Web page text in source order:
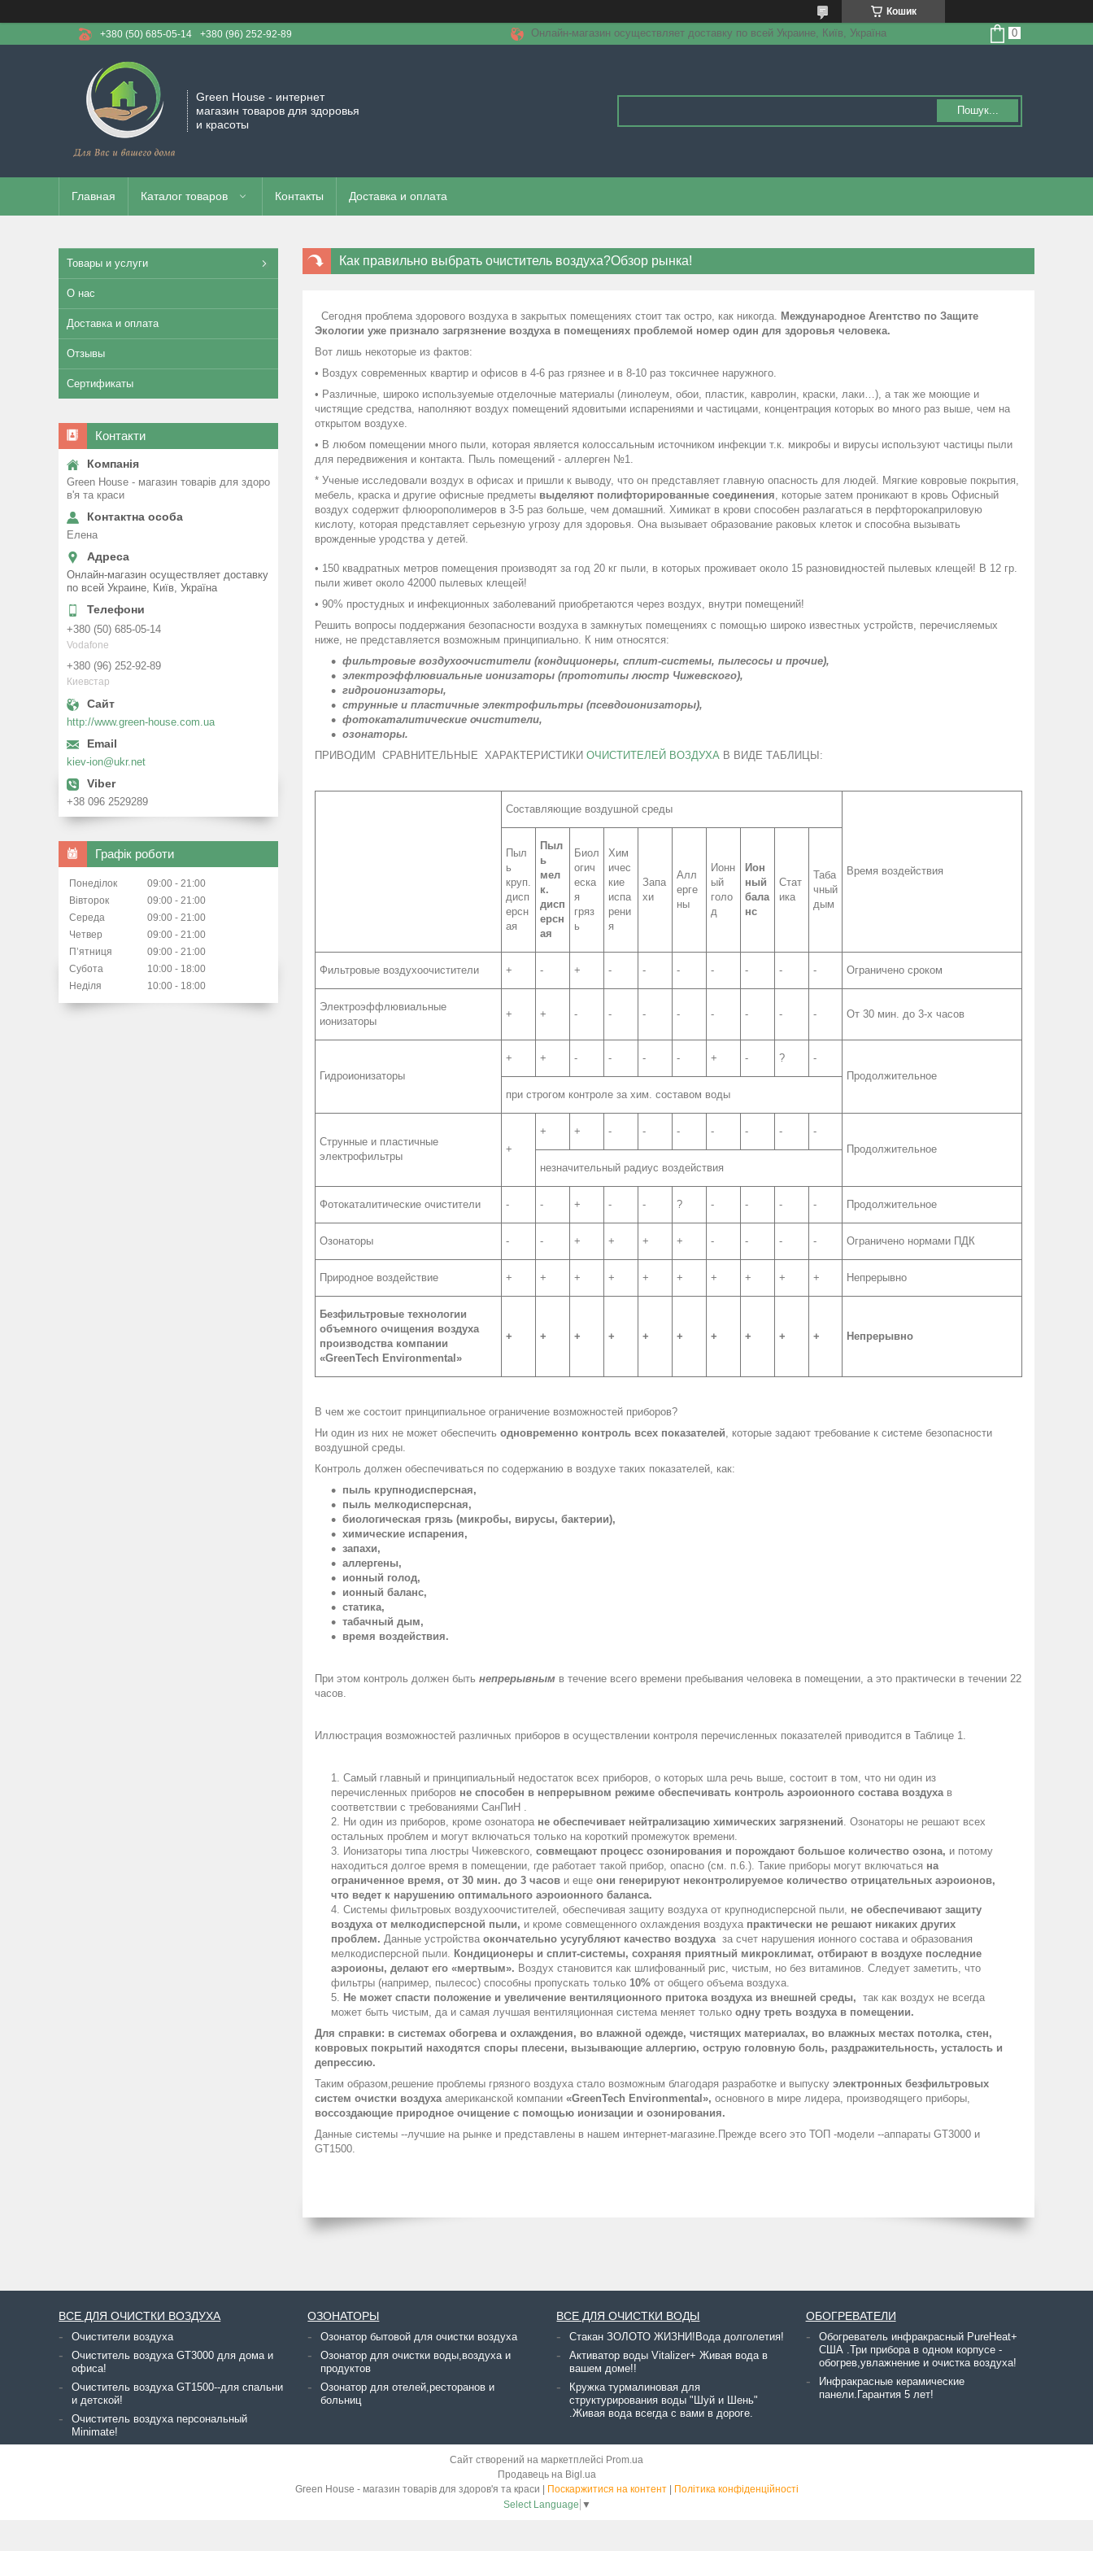
Кошик
+380 (50) 685-05-14
+380 (96) 252-92-89 Онлайн-магазин осуществляет доставку по всей Украине, Київ, Україна
Green House - интернет
магазин товаров для здоровья
и красоты
Пошук...
Главная Каталог товаров Контакты Доставка и оплата
Как правильно выбрать очиститель воздуха?Обзор рынка!
Сегодня проблема здорового воздуха в закрытых помещениях стоит так остро, как никогда. Международное Агентство по Защите
Экологии уже признало загрязнение воздуха в помещениях проблемой номер один для здоровья человека.
Вот лишь некоторые из фактов:
• Воздух современных квартир и офисов в 4-6 раз грязнее и в 8-10 раз токсичнее наружного.
• Различные, широко используемые отделочные материалы (линолеум, обои, пластик, кавролин, краски, лаки…), а так же моющие и
чистящие средства, наполняют воздух помещений ядовитыми испарениями и частицами, концентрация которых во много раз выше, чем на
открытом воздухе.
• В любом помещении много пыли, которая является колоссальным источником инфекции т.к. микробы и вирусы используют частицы пыли
для передвижения и контакта. Пыль помещений - аллерген №1.
* Ученые исследовали воздух в офисах и пришли к выводу, что он представляет главную опасность для людей. Мягкие ковровые покрытия,
мебель, краска и другие офисные предметы выделяют полифторированные соединения, которые затем проникают в кровь Офисный
воздух содержит флюорополимеров в 3-5 раз больше, чем домашний. Химикат в крови способен разлагаться в перфторокаприловую
кислоту, которая представляет серьезную угрозу для здоровья. Она вызывает образование раковых клеток и способна вызывать
врожденные уродства у детей.
• 150 квадратных метров помещения производят за год 20 кг пыли, в которых проживает около 15 разновидностей пылевых клещей! В 12 гр.
пыли живет около 42000 пылевых клещей!
• 90% простудных и инфекционных заболеваний приобретаются через воздух, внутри помещений!
Решить вопросы поддержания безопасности воздуха в замкнутых помещениях с помощью широко известных устройств, перечисляемых
ниже, не представляется возможным принципиально. К ним относятся:
фильтровые воздухоочистители (кондиционеры, сплит-системы, пылесосы и прочие),
электроэффлювиальные ионизаторы (прототипы люстр Чижевского),
гидроионизаторы,
струнные и пластичные электрофильтры (псевдоионизаторы),
фотокаталитические очистители,
озонаторы.
ПРИВОДИМ СРАВНИТЕЛЬНЫЕ ХАРАКТЕРИСТИКИ ОЧИСТИТЕЛЕЙ ВОЗДУХА В ВИДЕ ТАБЛИЦЫ:
Составляющие воздушной среды
Время воздействия
Пыл
ь
круп.
дисп
ерсн
ая
Пыл
ь
мел
к.
дисп
ерсн
ая
Биол
огич
еска
я
гряз
ь
Хим
ичес
кие
испа
рени
я
Запа
хи
Алл
ерге
ны
Ионн
ый
голо
д
Ион
ный
бала
нс
Стат
ика
Таба
чный
дым
Фильтровые воздухоочистители + - + - - - - - - - Ограничено сроком
Электроэффлювиальные
ионизаторы
+ + - - - - - - - - От 30 мин. до 3-х часов
Гидроионизаторы
+ + - - - - + - ?
-
Продолжительное
при строгом контроле за хим. составом воды
Струнные и пластичные
электрофильтры
+
+ + - - - - - -
-
Продолжительное
незначительный радиус воздействия
Фотокаталитические очистители - - + - - ? - - - - Продолжительное
Озонаторы - - + + + + - - - - Ограничено нормами ПДК
Природное воздействие + + + + + + + + + + Непрерывно
Безфильтровые технологии
объемного очищения воздуха
производства компании
«GreenTech Environmental »
+ + + + + + + + + + Непрерывно
В чем же состоит принципиальное ограничение возможностей приборов?
Ни один из них не может обеспечить одновременно контроль всех показателей, которые задают требование к системе безопасности
воздушной среды.
Контроль должен обеспечиваться по содержанию в воздухе таких показателей, как:
пыль крупнодисперсная,
пыль мелкодисперсная,
биологическая грязь (микробы, вирусы, бактерии),
химические испарения,
запахи,
аллергены,
ионный голод,
ионный баланс,
статика,
табачный дым,
время воздействия.
При этом контроль должен быть непрерывным в течение всего времени пребывания человека в помещении, а это практически в течении 22
часов.
Иллюстрация возможностей различных приборов в осуществлении контроля перечисленных показателей приводится в Таблице 1.
Самый главный и принципиальный недостаток всех приборов, о которых шла речь выше, состоит в том, что ни один из
перечисленных приборов не способен в непрерывном режиме обеспечивать контроль аэроионного состава воздуха в
соответствии с требованиями СанПиН .
Ни один из приборов, кроме озонатора не обеспечивает нейтрализацию химических загрязнений. Озонаторы не решают всех
остальных проблем и могут включаться только на короткий промежуток времени.
Ионизаторы типа люстры Чижевского, совмещают процесс озонирования и порождают большое количество озона, и потому
находиться долгое время в помещении, где работает такой прибор, опасно (см. п.6.). Такие приборы могут включаться на
ограниченное время, от 30 мин. до 3 часов и еще они генерируют неконтролируемое количество отрицательных аэроионов,
что ведет к нарушению оптимального аэроионного баланса.
Системы фильтровых воздухоочистителей, обеспечивая защиту воздуха от крупнодисперсной пыли, не обеспечивают защиту
воздуха от мелкодисперсной пыли, и кроме совмещенного охлаждения воздуха практически не решают никаких других
проблем. Данные устройства окончательно усугубляют качество воздуха за счет нарушения ионного состава и образования
мелкодисперсной пыли. Кондиционеры и сплит-системы, сохраняя приятный микроклимат, отбирают в воздухе последние
аэроионы, делают его «мертвым». Воздух становится как шлифованный рис, чистым, но без витаминов. Следует заметить, что
фильтры (например, пылесос) способны пропускать только 10% от общего объема воздуха.
Не может спасти положение и увеличение вентиляционного притока воздуха из внешней среды, так как воздух не всегда
может быть чистым, да и самая лучшая вентиляционная система меняет только одну треть воздуха в помещении.
Для справки: в системах обогрева и охлаждения, во влажной одежде, чистящих материалах, во влажных местах потолка, стен,
ковровых покрытий находятся споры плесени, вызывающие аллергию, острую головную боль, раздражительность, усталость и
депрессию.
Таким образом,решение проблемы грязного воздуха стало возможным благодаря разработке и выпуску электронных безфильтровых
систем очистки воздуха американской компании «GreenTech Environmental», основного в мире лидера, производящего приборы,
воссоздающие природное очищение с помощью ионизации и озонирования.
Данные системы --лучшие на рынке и представлены в нашем интернет-магазине.Прежде всего это ТОП -модели --аппараты GT3000 и
GT1500.
Товары и услуги
О нас
Доставка и оплата
Отзывы
Сертификаты
Контакти
Green House - магазин товарів для здоро
в'я та краси
Елена
Онлайн-магазин осуществляет доставку
по всей Украине, Київ, Україна
+380 (50) 685-05-14
Vodafone
+380 (96) 252-92-89
Киевстар
http://www.green-house.com.ua
kiev-ion@ukr.net
+38 096 2529289
Графік роботи
Понеділок 09:00
21:00
Вівторок
09:00
21:00
Середа
09:00
21:00
Четвер
09:00
21:00
Пʼятниця
09:00
21:00
Субота
10:00
18:00
Неділя
10:00 18:00
ВСЕ ДЛЯ ОЧИСТКИ ВОЗДУХА
Очистители воздуха
Очиститель воздуха GT3000 для дома и
офиса!
Очиститель воздуха GT1500--для спальни
и детской!
Очиститель воздуха персональный
Minimate!
ОЗОНАТОРЫ
Озонатор бытовой для очистки воздуха
Озонатор для очистки воды,воздуха и
продуктов
Озонатор для отелей,ресторанов и
больниц
ВСЕ ДЛЯ ОЧИСТКИ ВОДЫ
Стакан ЗОЛОТО ЖИЗНИ!Вода долголетия!
Активатор воды Vitalizer+ Живая вода в
вашем доме!!
Кружка турмалиновая для
структурирования воды "Шуй и Шень"
.Живая вода всегда с вами в дороге.
ОБОГРЕВАТЕЛИ
Обогреватель инфракрасный PureHeat+
США .Три прибора в одном корпусе -
обогрев,увлажнение и очистка воздуха!
Инфракрасные керамические
панели.Гарантия 5 лет!
Сайт створений на маркетплейсі Prom.ua
Продавець на Bigl.ua
Поскаржитися на контент
Політика конфіденційності
Select Language ▼